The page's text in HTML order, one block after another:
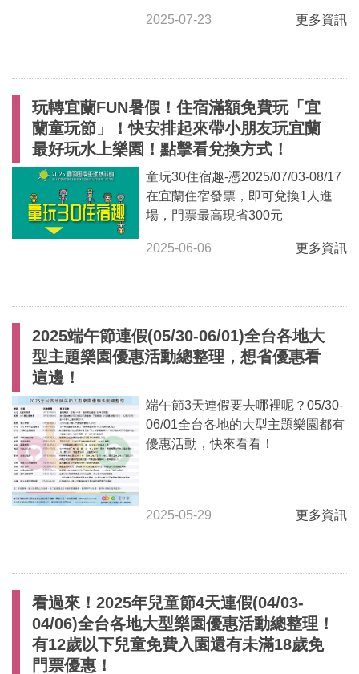
更多資訊
2025-07-23
玩轉宜蘭FUN暑假！住宿滿額免費玩「宜
蘭童玩節」！快安排起來帶小朋友玩宜蘭
最好玩水上樂園！點擊看兌換方式！
童玩30住宿趣-憑2025/07/03-08/17
在宜蘭住宿發票，即可兌換1人進
場，門票最高現省300元
更多資訊
2025-06-06
2025端午節連假(05/30-06/01)全台各地大
型主題樂園優惠活動總整理，想省優惠看
這邊！
端午節3天連假要去哪裡呢？05/30-
06/01全台各地的大型主題樂園都有
優惠活動，快來看看！
更多資訊
2025-05-29
看過來！2025年兒童節4天連假(04/03-
04/06)全台各地大型樂園優惠活動總整理！
有12歲以下兒童免費入園還有未滿18歲免
門票優惠！